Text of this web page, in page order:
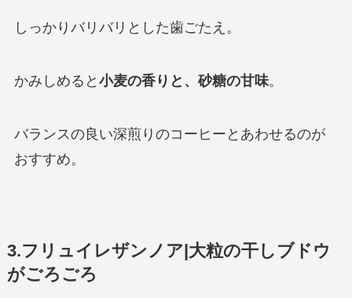
しっかりバリバリとした歯ごたえ。
かみしめると 小麦の香りと、砂糖の甘味。
バランスの良い深煎りのコーヒーとあわせるのが
おすすめ。
3.フリュイレザンノア|大粒の干しブドウ
がごろごろ